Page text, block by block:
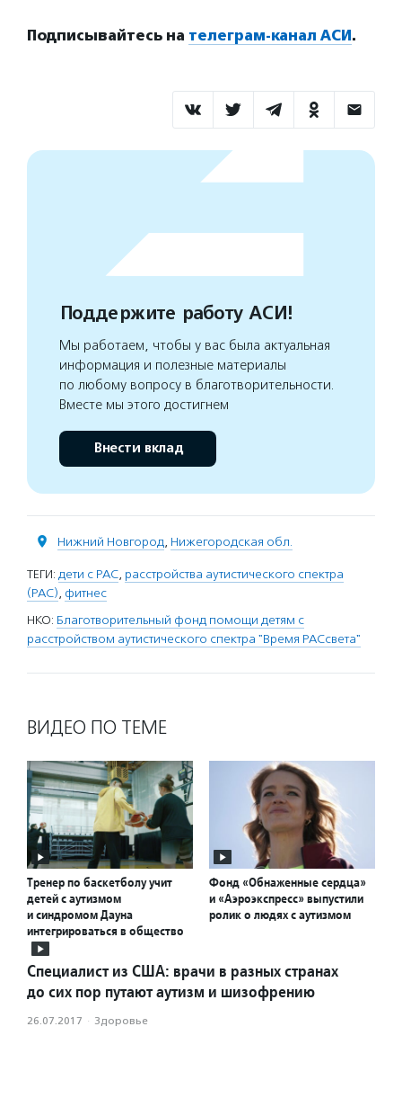
Подписывайтесь на телеграм-канал АСИ.
Поддержите работу АСИ!
Мы работаем, чтобы у вас была актуальная
информация и полезные материалы
по любому вопросу в благотворительности.
Вместе мы этого достигнем
Внести вклад
Нижний Новгород, Нижегородская обл.
ТЕГИ: дети с РАС, расстройства аутистического спектра
(РАС), фитнес
НКО: Благотворительный фонд помощи детям с
расстройством аутистического спектра "Время РАСсвета"
ВИДЕО ПО ТЕМЕ
Тренер по баскетболу учит
детей с аутизмом
и синдромом Дауна
интегрироваться в общество
Фонд «Обнаженные сердца»
и «Аэроэкспресс» выпустили
ролик о людях с аутизмом
Специалист из США: врачи в разных странах
до сих пор путают аутизм и шизофрению
26.07.2017 · Здоровье